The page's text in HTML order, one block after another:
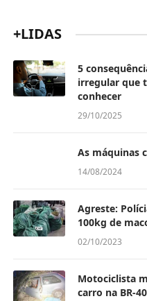
+LIDAS
5
irregular que
conhecer
29/10/2025
As máquinas
14/08/2024
Agreste:
100kg de
02/10/2023
Motociclista
carro na BR-